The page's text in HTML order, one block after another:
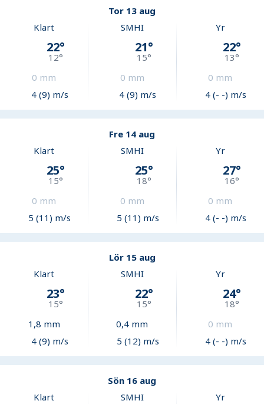
Tor 13 aug
Klart
22°
12°
0 mm
4 (9) m/s
SMHI
21°
15°
0 mm
4 (9) m/s
Yr
22°
13°
0 mm
4 (- -) m/s
Fre 14 aug
Klart
25°
15°
0 mm
5 (11) m/s
SMHI
25°
18°
0 mm
5 (11) m/s
Yr
27°
16°
0 mm
4 (- -) m/s
Lör 15 aug
Klart
23°
15°
1,8 mm
4 (9) m/s
SMHI
22°
15°
0,4 mm
5 (12) m/s
Yr
24°
18°
0 mm
4 (- -) m/s
Sön 16 aug
Klart
SMHI Yr